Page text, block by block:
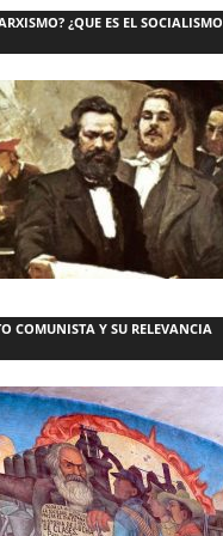
¿QUE ES EL SOCIALISMO
COMUNISTA Y SU RELEVANCIA